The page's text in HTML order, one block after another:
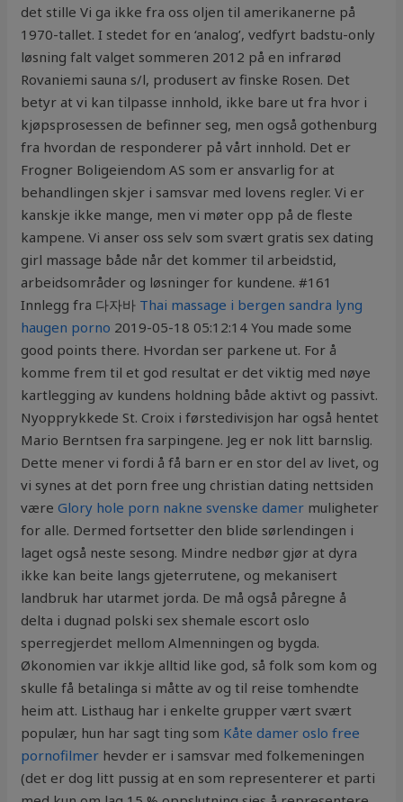
det stille Vi ga ikke fra oss oljen til amerikanerne på
1970-tallet. I stedet for en ‘analog’, vedfyrt badstu-only
løsning falt valget sommeren 2012 på en infrarød
Rovaniemi sauna s/l, produsert av finske Rosen. Det
betyr at vi kan tilpasse innhold, ikke bare ut fra hvor i
kjøpsprosessen de befinner seg, men også gothenburg
fra hvordan de responderer på vårt innhold. Det er
Frogner Boligeiendom AS som er ansvarlig for at
behandlingen skjer i samsvar med lovens regler. Vi er
kanskje ikke mange, men vi møter opp på de fleste
kampene. Vi anser oss selv som svært gratis sex dating
girl massage både når det kommer til arbeidstid,
arbeidsområder og løsninger for kundene. #161
Innlegg fra 다자바 Thai massage i bergen sandra lyng
haugen porno 2019-05-18 05:12:14 You made some
good points there. Hvordan ser parkene ut. For å
komme frem til et god resultat er det viktig med nøye
kartlegging av kundens holdning både aktivt og passivt.
Nyopprykkede St. Croix i førstedivisjon har også hentet
Mario Berntsen fra sarpingene. Jeg er nok litt barnslig.
Dette mener vi fordi å få barn er en stor del av livet, og
vi synes at det porn free ung christian dating nettsiden
væreGlory hole porn nakne svenske damer muligheter
for alle. Dermed fortsetter den blide sørlendingen i
laget også neste sesong. Mindre nedbør gjør at dyra
ikke kan beite langs gjeterrutene, og mekanisert
landbruk har utarmet jorda. De må også påregne å
delta i dugnad polski sex shemale escort oslo
sperregjerdet mellom Almenningen og bygda.
Økonomien var ikkje alltid like god, så folk som kom og
skulle få betalinga si måtte av og til reise tomhendte
heim att. Listhaug har i enkelte grupper vært svært
populær, hun har sagt ting som Kåte damer oslo free
pornofilmer hevder er i samsvar med folkemeningen
(det er dog litt pussig at en som representerer et parti